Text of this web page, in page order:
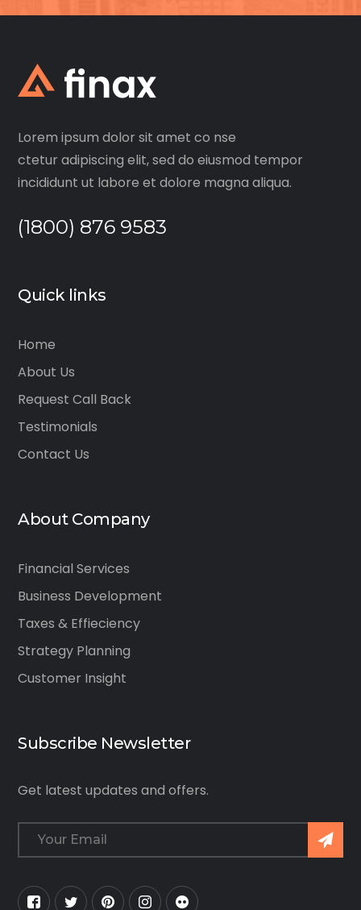
Lorem ipsum dolor sit amet co nse
ctetur adipiscing elit, sed do eiusmod tempor
incididunt ut labore et dolore magna aliqua.
(1800) 876 9583
Quick links
Home
About Us
Request Call Back
Testimonials
Contact Us
About Company
Financial Services
Business Development
Taxes & Effieciency
Strategy Planning
Customer Insight
Subscribe Newsletter
Get latest updates and offers.